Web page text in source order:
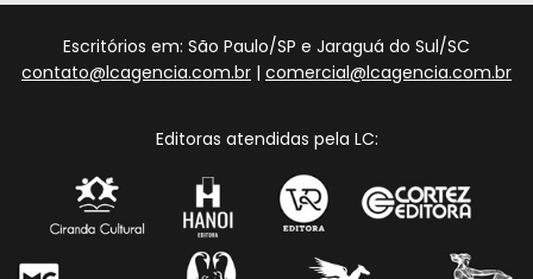
Escritórios em: São Paulo/SP e Jaraguá do Sul/SC
contato@lcagencia.com.br | comercial@lcagencia.com.br
Editoras atendidas pela LC: